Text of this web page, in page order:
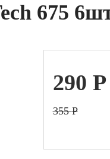
675
290 P
355P